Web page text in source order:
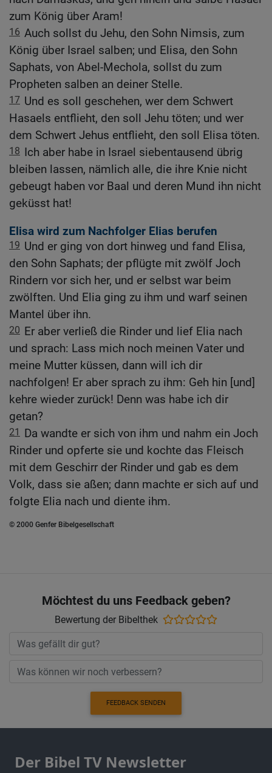
zum König über Aram!
16 Auch sollst du Jehu, den Sohn Nimsis, zum
König über Israel salben; und Elisa, den Sohn
Saphats, von Abel-Mechola, sollst du zum
Propheten salben an deiner Stelle.
17 Und es soll geschehen, wer dem Schwert
Hasaels entflieht, den soll Jehu töten; und wer
dem Schwert Jehus entflieht, den soll Elisa töten.
18 Ich aber habe in Israel siebentausend übrig
bleiben lassen, nämlich alle, die ihre Knie nicht
gebeugt haben vor Baal und deren Mund ihn nicht
geküsst hat!
Elisa wird zum Nachfolger Elias berufen
19 Und er ging von dort hinweg und fand Elisa,
den Sohn Saphats; der pflügte mit zwölf Joch
Rindern vor sich her, und er selbst war beim
zwölften. Und Elia ging zu ihm und warf seinen
Mantel über ihn.
20 Er aber verließ die Rinder und lief Elia nach
und sprach: Lass mich noch meinen Vater und
meine Mutter küssen, dann will ich dir
nachfolgen! Er aber sprach zu ihm: Geh hin [und]
kehre wieder zurück! Denn was habe ich dir
getan?
21 Da wandte er sich von ihm und nahm ein Joch
Rinder und opferte sie und kochte das Fleisch
mit dem Geschirr der Rinder und gab es dem
Volk, dass sie aßen; dann machte er sich auf und
folgte Elia nach und diente ihm.
© 2000 Genfer Bibelgesellschaft
Möchtest du uns Feedback geben?
Bewertung der Bibelthek
FEEDBACK SENDEN
Der Bibel TV Newsletter